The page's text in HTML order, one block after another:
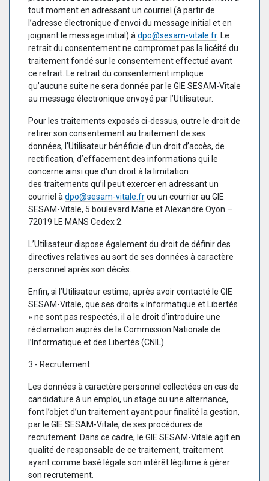
tout moment en adressant un courriel (à partir de
l’adresse électronique d’envoi du message initial et en
joignant le message initial) àdpo@sesam-vitale.fr. Le
retrait du consentement ne compromet pas la licéité du
traitement fondé sur le consentement effectué avant
ce retrait. Le retrait du consentement implique
qu’aucune suite ne sera donnée par le GIE SESAM-Vitale
au message électronique envoyé par l’Utilisateur.
Pour les traitements exposés ci-dessus, outre le droit de
retirer son consentement au traitement de ses
données, l’Utilisateur bénéficie d’un droit d’accès, de
rectification, d’effacement des informations qui le
concerne ainsi que d'un droit à la limitation
des traitements qu’il peut exercer en adressant un
courriel àdpo@sesam-vitale.frou un courrier au GIE
SESAM-Vitale, 5 boulevard Marie et Alexandre Oyon –
72019 LE MANS Cedex 2.
L’Utilisateur dispose également du droit de définir des
directives relatives au sort de ses données à caractère
personnel après son décès.
Enfin, si l’Utilisateur estime, après avoir contacté le GIE
SESAM-Vitale, que ses droits « Informatique et Libertés
» ne sont pas respectés, il a le droit d’introduire une
réclamation auprès de la Commission Nationale de
l’Informatique et des Libertés (CNIL).
3 - Recrutement
Les données à caractère personnel collectées en cas de
candidature à un emploi, un stage ou une alternance,
font l’objet d’un traitement ayant pour finalité la gestion,
par le GIE SESAM-Vitale, de ses procédures de
recrutement. Dans ce cadre, le GIE SESAM-Vitale agit en
qualité de responsable de ce traitement, traitement
ayant comme basé légale son intérêt légitime à gérer
son recrutement.